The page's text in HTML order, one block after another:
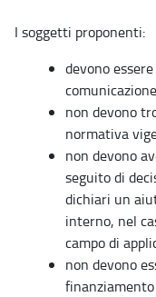
I soggetti proponenti:
devono
non devono
normativa
non devono
seguito di
dichiari un
interno, nel
campo di
non devono